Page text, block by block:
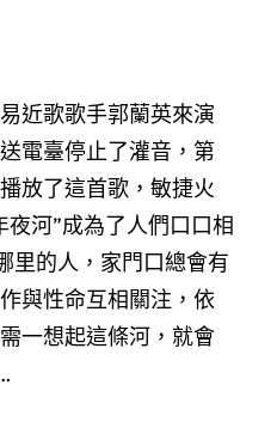
歌歌手郭蘭英來演
電臺停止了灌音，第
放了這首歌，敏捷火
河”成為了人們口口相
的人，家門口總會有
與性命互相關注，依
一想起這條河，就會